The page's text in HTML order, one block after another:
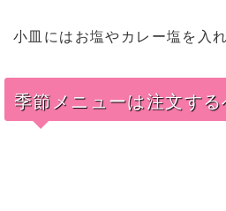
小皿にはお塩やカレー塩を入れ
季節メニューは注文する